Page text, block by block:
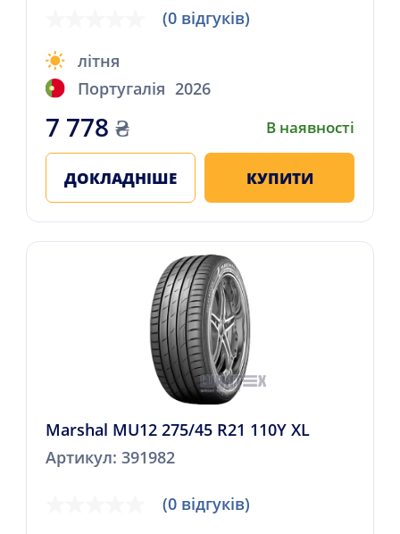
(0 відгуків)
літня
Португалія 2026
7 778 ₴ В наявності
ДОКЛАДНІШЕ КУПИТИ
Marshal MU12 275/45 R21 110Y XL
Артикул: 391982
(0 відгуків)